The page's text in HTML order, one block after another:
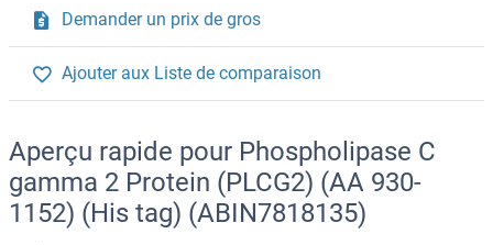
Demander un prix de gros
Ajouter aux Liste de comparaison
Aperçu rapide pour Phospholipase C
gamma 2 Protein (PLCG2) (AA 930-
1152) (His tag) (ABIN7818135)